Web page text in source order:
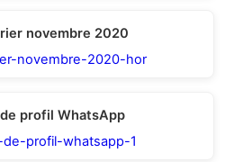
novembre 2020
profil WhatsApp